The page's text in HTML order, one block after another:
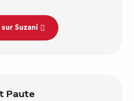
Suzani
Paute